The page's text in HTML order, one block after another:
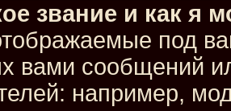
звание и как я
под
вами сообщений
например,